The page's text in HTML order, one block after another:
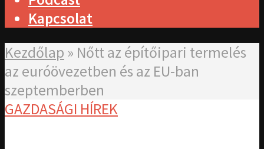
Kapcsolat
Kezdőlap » Nőtt az építőipari termelés
az euróövezetben és az EU-ban
szeptemberben
GAZDASÁGI HÍREK